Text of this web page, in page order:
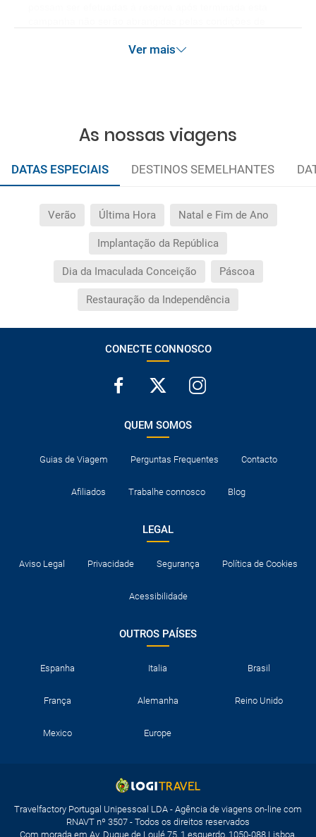
Ver mais
As nossas viagens
DATAS ESPECIAIS DESTINOS SEMELHANTES
Verão Última Hora Natal e Fim de Ano
Implantação da República
Dia da Imaculada Conceição Páscoa
Restauração da Independência
CONECTE CONNOSCO
QUEM SOMOS
Guias de Viagem Perguntas Frequentes Contacto
Afiliados Trabalhe connosco Blog
LEGAL
Aviso Legal Privacidade Segurança Política de Cookies
Acessibilidade
OUTROS PAÍSES
Espanha Italia Brasil
França Alemanha Reino Unido
Mexico Europe
Travelfactory Portugal Unipessoal LDA - Agência de viagens on-line com
RNAVT nº 3507 - Todos os direitos reservados
Com morada em Av. Duque de Loulé 75, 1 esquerdo, 1050-088 Lisboa,